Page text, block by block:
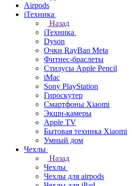
Airpods
iТехника
Назад
iТехника
Dyson
Очки RayBan Meta
Фитнес-браслеты
Стилусы Apple Pencil
iMac
Sony PlayStation
Гироскутер
Смартфоны Xiaomi
Экшн-камеры
Apple TV
Бытовая техника Xiaomi
Умный дом
Чехлы
Назад
Чехлы
Чехлы для airpods